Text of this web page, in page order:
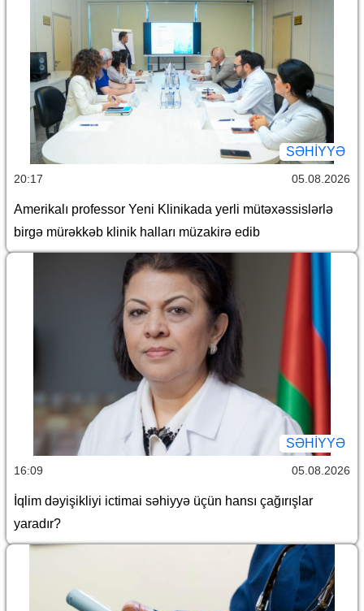
SƏHIYYƏ
20:17 05.08.2026
Amerikalı professor Yeni Klinikada yerli mütəxəssislərlə
birgə mürəkkəb klinik halları müzakirə edib
SƏHIYYƏ
16:09 05.08.2026
İqlim dəyişikliyi ictimai səhiyyə üçün hansı çağırışlar
yaradır?